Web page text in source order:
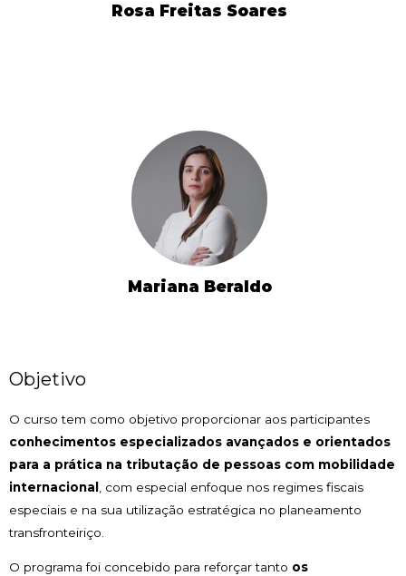
Rosa Freitas Soares
Mariana Beraldo
Objetivo
O curso tem como objetivo proporcionar aos participantes
conhecimentos especializados avançados e orientados
para a prática na tributação de pessoas com mobilidade
internacional
, com especial enfoque nos regimes fiscais
especiais e na sua utilização estratégica no planeamento
transfronteiriço.
O programa foi concebido para reforçar tanto os